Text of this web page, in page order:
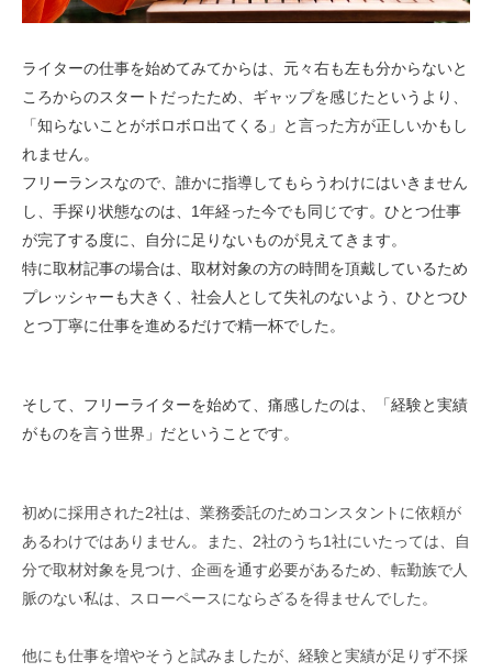
ライターの仕事を始めてみてからは、元々右も左も分からないと
ころからのスタートだったため、ギャップを感じたというより、
「知らないことがボロボロ出てくる」と言った方が正しいかもし
れません。
フリーランスなので、誰かに指導してもらうわけにはいきません
し、手探り状態なのは、1年経った今でも同じです。ひとつ仕事
が完了する度に、自分に足りないものが見えてきます。
特に取材記事の場合は、取材対象の方の時間を頂戴しているため
プレッシャーも大きく、社会人として失礼のないよう、ひとつひ
とつ丁寧に仕事を進めるだけで精一杯でした。
そして、フリーライターを始めて、痛感したのは、「経験と実績
がものを言う世界」だということです。
初めに採用された2社は、業務委託のためコンスタントに依頼が
あるわけではありません。また、2社のうち1社にいたっては、自
分で取材対象を見つけ、企画を通す必要があるため、転勤族で人
脈のない私は、スローペースにならざるを得ませんでした。
他にも仕事を増やそうと試みましたが、経験と実績が足りず不採